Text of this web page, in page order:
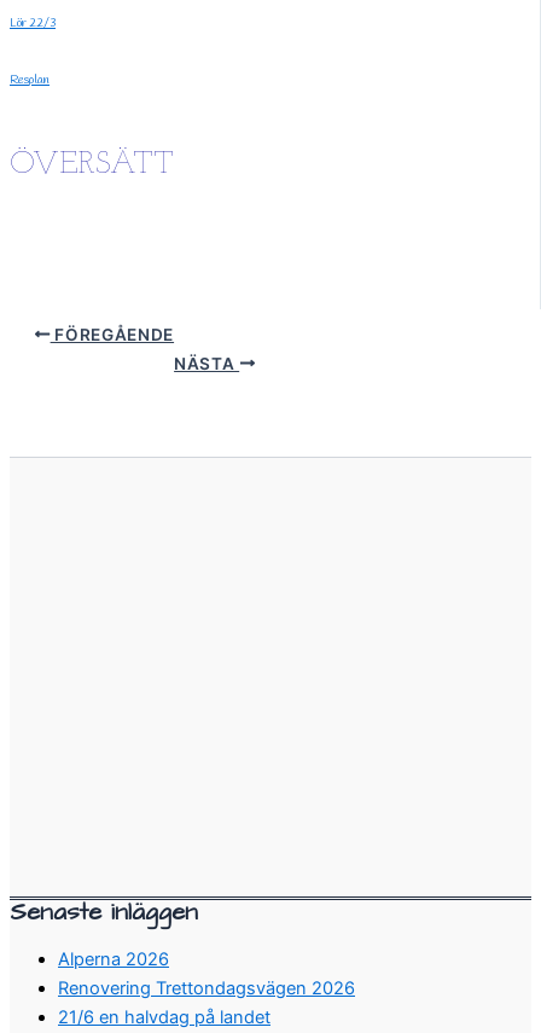
Lör 22/3
Resplan
ÖVERSÄTT
FÖREGÅENDE
NÄSTA
Senaste inläggen
Alperna 2026
Renovering Trettondagsvägen 2026
21/6 en halvdag på landet